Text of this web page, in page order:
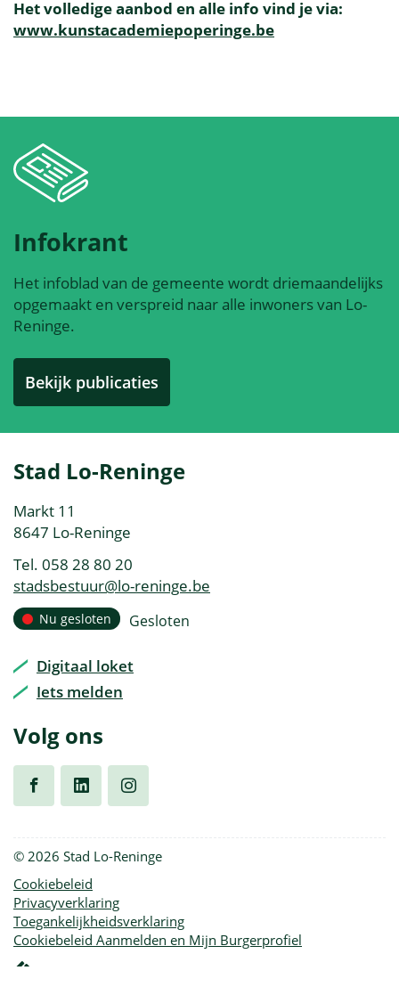
Het volledige aanbod en alle info vind je via:
www.kunstacademiepoperinge.be
Infokrant
Het infoblad van de gemeente wordt driemaandelijks
opgemaakt en verspreid naar alle inwoners van Lo-
Reninge.
Bekijk publicaties
Contact
&
openingsuren
Stad Lo-Reninge
Adres
Markt 11
,8647 Lo-Reninge
Tel. 058 28 80 20
E-
mail
stadsbestuur@lo-reninge.be
Openingsuren
Vandaag
Nu gesloten Gesloten
Digitaal loket
Iets melden
Volg ons
ons
op
Facebook
ons
op
Linkedin
ons
op
Instagram
© 2026 Stad Lo-Reninge
Cookiebeleid
Privacyverklaring
Toegankelijkheidsverklaring
Cookiebeleid Aanmelden en Mijn Burgerprofiel